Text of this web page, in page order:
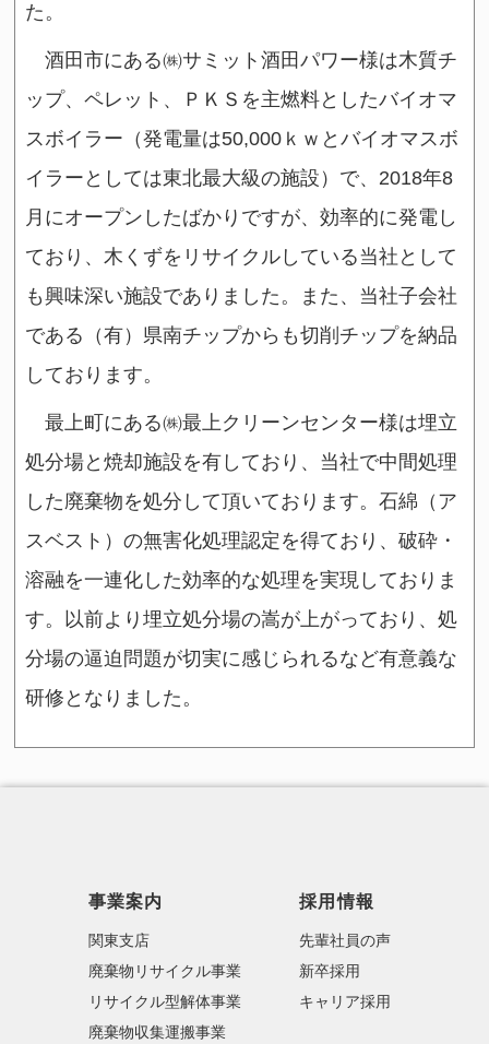
た。
酒田市にある㈱サミット酒田パワー様は木質チ
ップ、ペレット、ＰＫＳを主燃料としたバイオマ
スボイラー（発電量は50,000ｋｗとバイオマスボ
イラーとしては東北最大級の施設）で、2018年8
月にオープンしたばかりですが、効率的に発電し
ており、木くずをリサイクルしている当社として
も興味深い施設でありました。また、当社子会社
である（有）県南チップからも切削チップを納品
しております。
最上町にある㈱最上クリーンセンター様は埋立
処分場と焼却施設を有しており、当社で中間処理
した廃棄物を処分して頂いております。石綿（ア
スベスト）の無害化処理認定を得ており、破砕・
溶融を一連化した効率的な処理を実現しておりま
す。以前より埋立処分場の嵩が上がっており、処
分場の逼迫問題が切実に感じられるなど有意義な
研修となりました。
事業案内
関東支店
廃棄物リサイクル事業
リサイクル型解体事業
廃棄物収集運搬事業
採用情報
先輩社員の声
新卒採用
キャリア採用